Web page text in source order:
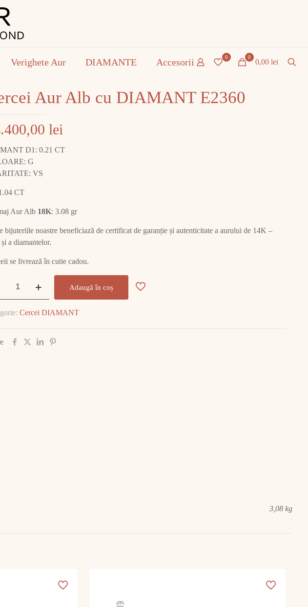
Verighete Aur DIAMANTE Accesorii 0 0
0,00 lei
Aur Alb cu DIAMANT E2360
lei
D1: 0.21 CT
G
VS
CT
Aur Alb 18K: 3.08 gr
bijuteriile noastre beneficiază de certificat de garanție și autenticitate a aurului de 14K –
a diamantelor.
se livrează în cutie cadou.
Adaugă în coș
Cercei DIAMANT
3,08 kg